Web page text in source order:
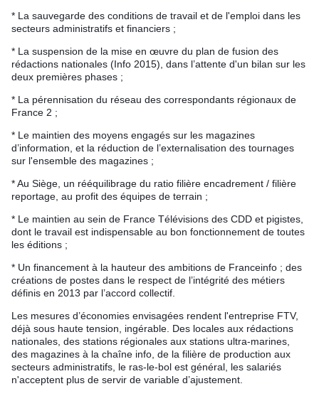
* La sauvegarde des conditions de travail et de l'emploi dans les
secteurs administratifs et financiers ;
* La suspension de la mise en œuvre du plan de fusion des
rédactions nationales (Info 2015), dans l’attente d'un bilan sur les
deux premières phases ;
* La pérennisation du réseau des correspondants régionaux de
France 2 ;
* Le maintien des moyens engagés sur les magazines
d’information, et la réduction de l’externalisation des tournages
sur l'ensemble des magazines ;
* Au Siège, un rééquilibrage du ratio filière encadrement / filière
reportage, au profit des équipes de terrain ;
* Le maintien au sein de France Télévisions des CDD et pigistes,
dont le travail est indispensable au bon fonctionnement de toutes
les éditions ;
* Un financement à la hauteur des ambitions de Franceinfo ; des
créations de postes dans le respect de l’intégrité des métiers
définis en 2013 par l’accord collectif.
Les mesures d’économies envisagées rendent l'entreprise FTV,
déjà sous haute tension, ingérable. Des locales aux rédactions
nationales, des stations régionales aux stations ultra-marines,
des magazines à la chaîne info, de la filière de production aux
secteurs administratifs, le ras-le-bol est général, les salariés
n'acceptent plus de servir de variable d’ajustement.